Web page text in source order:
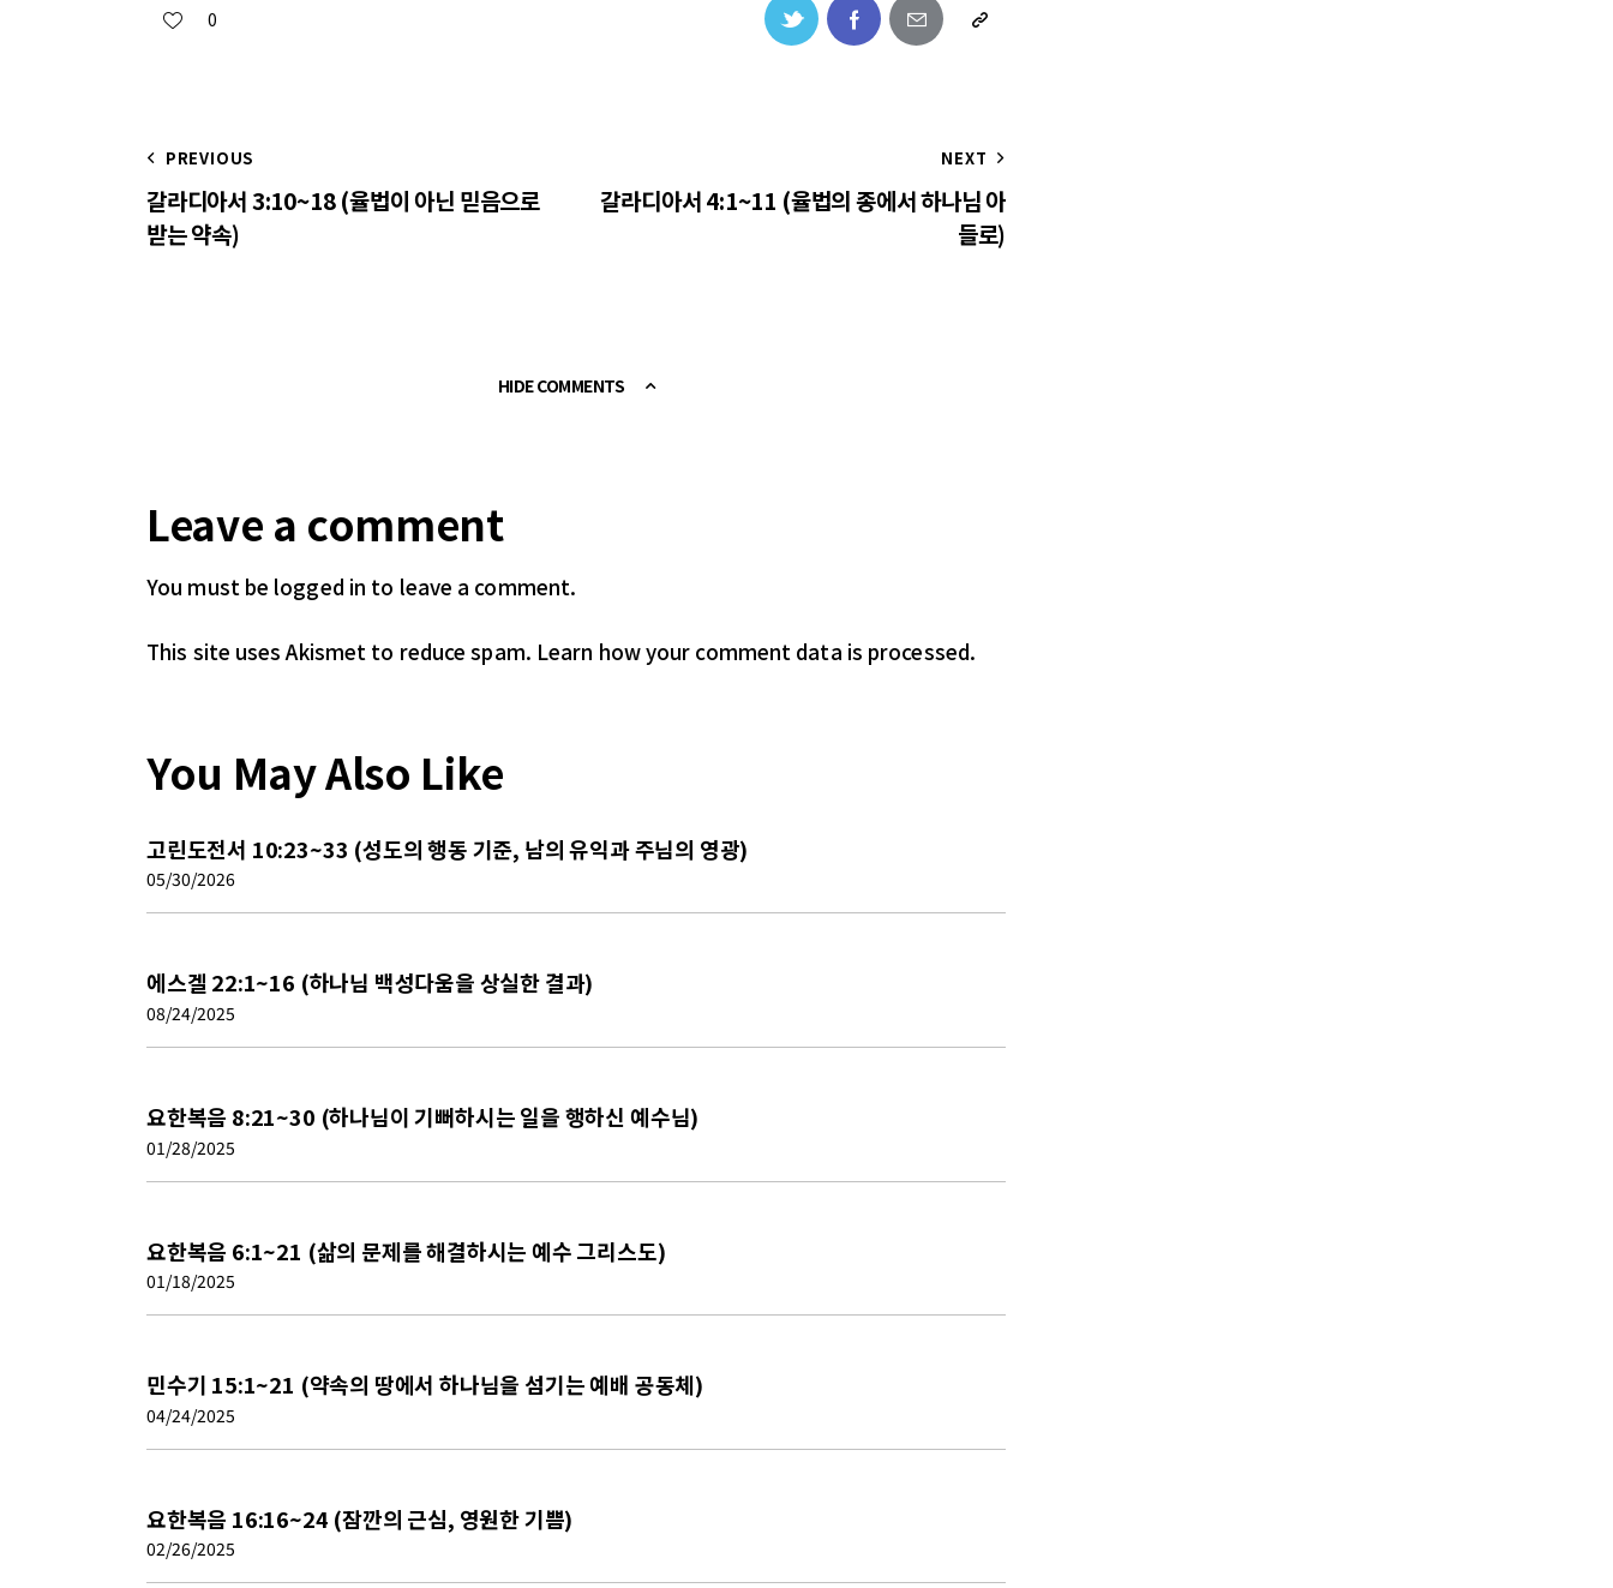
0
PREVIOUS
갈라디아서 3:10~18 (율법이 아닌 믿음으로
받는 약속)
NEXT
갈라디아서 4:1~11 (율법의 종에서 하나님 아
들로)
HIDE COMMENTS
Leave a comment
You must be logged in to leave a comment.
This site uses Akismet to reduce spam. Learn how your comment data is processed.
You May Also Like
고린도전서 10:23~33 (성도의 행동 기준, 남의 유익과 주님의 영광)
05/30/2026
에스겔 22:1~16 (하나님 백성다움을 상실한 결과)
08/24/2025
요한복음 8:21~30 (하나님이 기뻐하시는 일을 행하신 예수님)
01/28/2025
요한복음 6:1~21 (삶의 문제를 해결하시는 예수 그리스도)
01/18/2025
민수기 15:1~21 (약속의 땅에서 하나님을 섬기는 예배 공동체)
04/24/2025
요한복음 16:16~24 (잠깐의 근심, 영원한 기쁨)
02/26/2025